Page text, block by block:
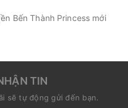
Bến Thành Princess mới
TIN
sẽ tự động gửi đến bạn.